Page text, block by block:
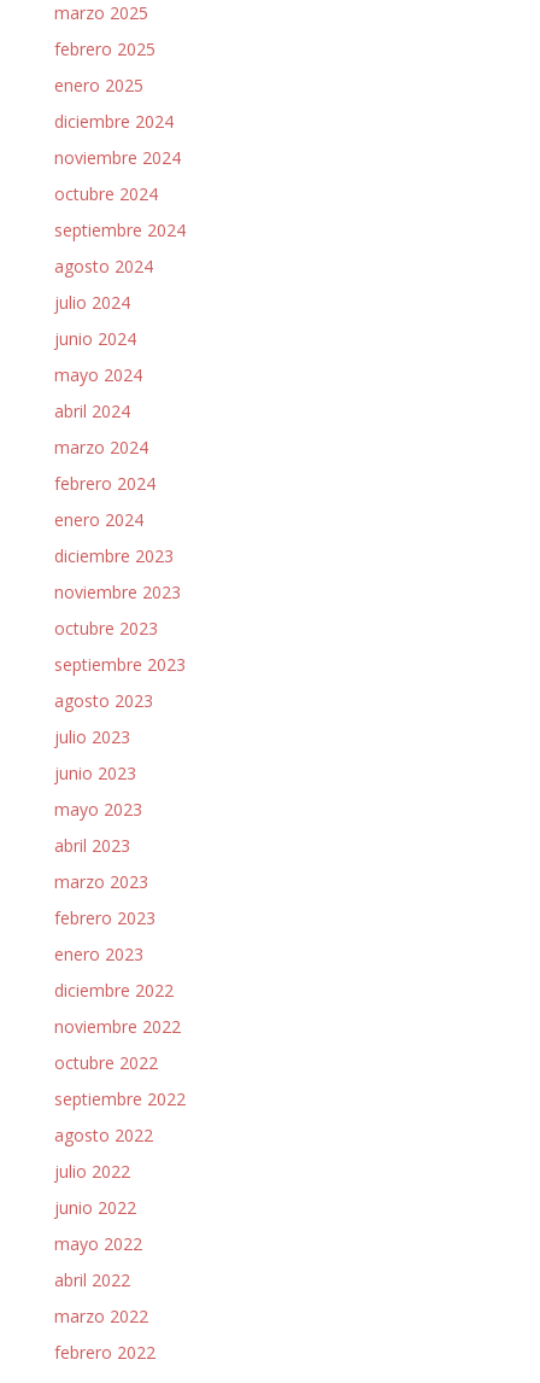
marzo 2025
febrero 2025
enero 2025
diciembre 2024
noviembre 2024
octubre 2024
septiembre 2024
agosto 2024
julio 2024
junio 2024
mayo 2024
abril 2024
marzo 2024
febrero 2024
enero 2024
diciembre 2023
noviembre 2023
octubre 2023
septiembre 2023
agosto 2023
julio 2023
junio 2023
mayo 2023
abril 2023
marzo 2023
febrero 2023
enero 2023
diciembre 2022
noviembre 2022
octubre 2022
septiembre 2022
agosto 2022
julio 2022
junio 2022
mayo 2022
abril 2022
marzo 2022
febrero 2022